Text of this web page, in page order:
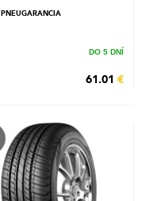
PNEUGARANCIA
DO 5 DNÍ
61.01 €